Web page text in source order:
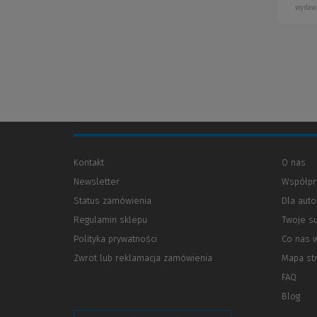
Kontakt
Newsletter
Status zamówienia
Regulamin sklepu
Polityka prywatności
innej
Zwrot lub reklamacja zamówienia
O nas
Dla
Twoje
Co nas
Mapa
FAQ
Blog